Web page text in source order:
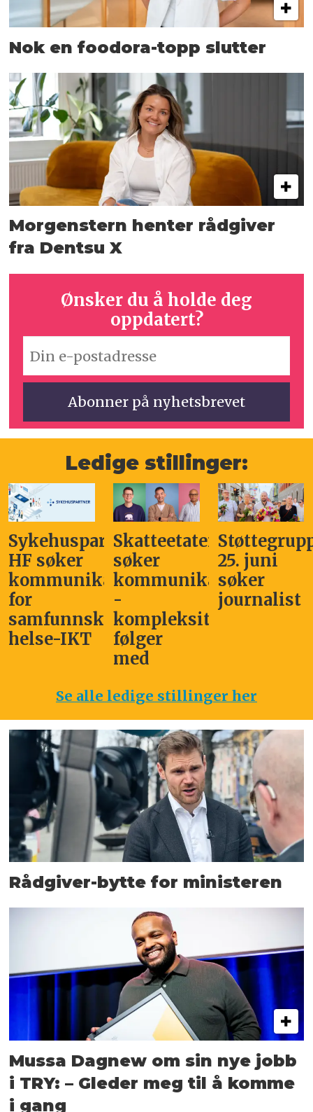
Nok en foodora-topp slutter
Morgenstern henter rådgiver
fra Dentsu X
Ønsker du å holde deg
oppdatert?
Ledige stillinger:
Sykehuspartner
HF søker
kommunikasjonssjef
for
samfunnskritisk
helse-IKT
Skatteetaten
søker
kommunikasjonsleder
-
kompleksitet
følger
med
25. juni
søker
journalist
Se alle ledige stillinger her
Rådgiver-bytte for ministeren
Mussa Dagnew om sin nye jobb
i TRY: – Gleder meg til å komme
i gang